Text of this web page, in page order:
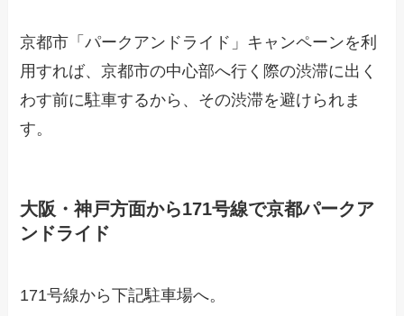
京都市「パークアンドライド」キャンペーンを利
用すれば、京都市の中心部へ行く際の渋滞に出く
わす前に駐車するから、その渋滞を避けられま
す。
大阪・神戸方面から171号線で京都パークア
ンドライド
171号線から下記駐車場へ。